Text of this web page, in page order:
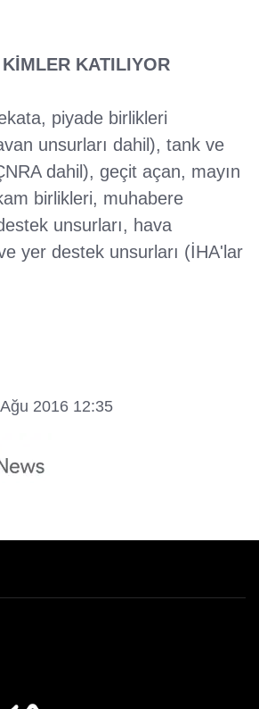
KATILIYOR
piyade birlikleri
unsurları dahil), tank ve
dahil), geçit açan, mayın
birlikleri, muhabere
unsurları, hava
yer destek unsurları (İHA'lar
2016 12:35